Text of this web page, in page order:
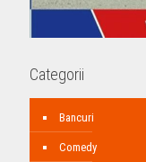
Categorii
Bancuri
Comedy